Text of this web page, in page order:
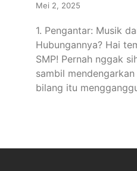
Mei 2, 2025
1. Pengantar: Musik
Hubungannya? Hai
SMP! Pernah nggak
sambil
bilang itu